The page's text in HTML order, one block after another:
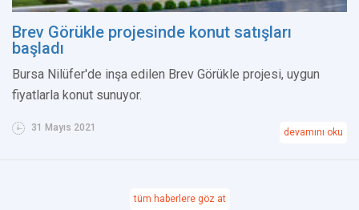
Brev Görükle projesinde konut satışları
başladı
Bursa Nilüfer'de inşa edilen Brev Görükle projesi, uygun
fiyatlarla konut sunuyor.
31 Mayıs 2021 devamını oku
tüm haberlere göz at